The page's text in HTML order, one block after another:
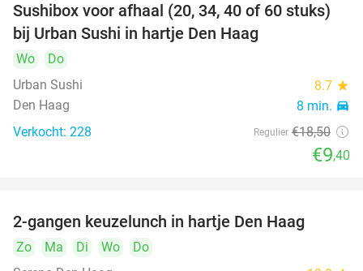
49%
Sushibox voor afhaal (20, 34, 40 of 60 stuks)
bij Urban Sushi in hartje Den Haag
Wo
Do
Urban Sushi
8.7 star
Den Haag 8 min. directions_car
Verkocht: 228 Regulier €18,50
€9,40
2-gangen keuzelunch in hartje Den Haag
Zo Ma Di Wo
Do